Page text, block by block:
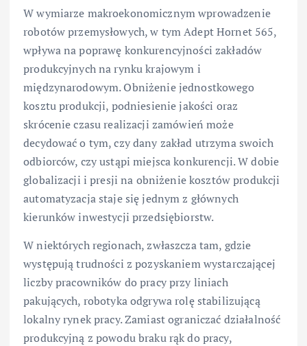
W wymiarze makroekonomicznym wprowadzenie
robotów przemysłowych, w tym Adept Hornet 565,
wpływa na poprawę konkurencyjności zakładów
produkcyjnych na rynku krajowym i
międzynarodowym. Obniżenie jednostkowego
kosztu produkcji, podniesienie jakości oraz
skrócenie czasu realizacji zamówień może
decydować o tym, czy dany zakład utrzyma swoich
odbiorców, czy ustąpi miejsca konkurencji. W dobie
globalizacji i presji na obniżenie kosztów produkcji
automatyzacja staje się jednym z głównych
kierunków inwestycji przedsiębiorstw.
W niektórych regionach, zwłaszcza tam, gdzie
występują trudności z pozyskaniem wystarczającej
liczby pracowników do pracy przy liniach
pakujących, robotyka odgrywa rolę stabilizującą
lokalny rynek pracy. Zamiast ograniczać działalność
produkcyjną z powodu braku rąk do pracy,